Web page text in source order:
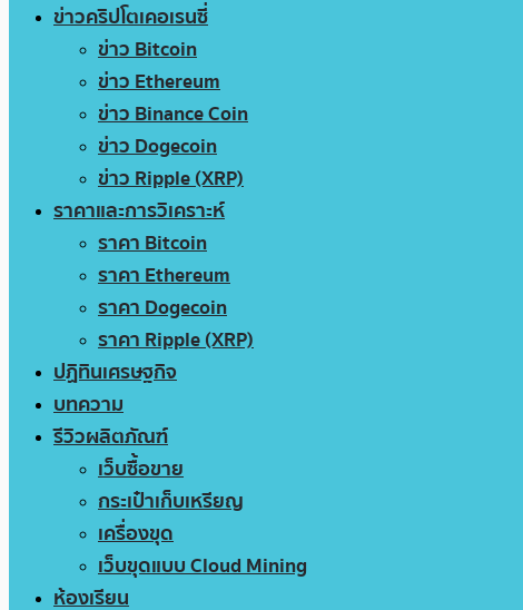
ข่าวคริปโตเคอเรนซี่
ข่าว Bitcoin
ข่าว Ethereum
ข่าว Binance Coin
ข่าว Dogecoin
ข่าว Ripple (XRP)
ราคาและการวิเคราะห์
ราคา Bitcoin
ราคา Ethereum
ราคา Dogecoin
ราคา Ripple (XRP)
ปฏิทินเศรษฐกิจ
บทความ
รีวิวผลิตภัณฑ์
เว็บซื้อขาย
กระเป๋าเก็บเหรียญ
เครื่องขุด
เว็บขุดแบบ Cloud Mining
ห้องเรียน